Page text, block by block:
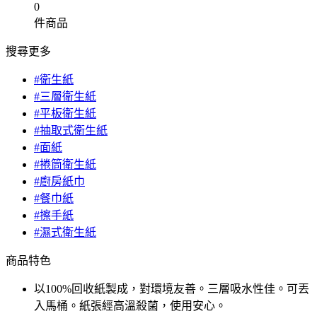
0
件商品
搜尋更多
#衛生紙
#三層衛生紙
#平板衛生紙
#抽取式衛生紙
#面紙
#捲筒衛生紙
#廚房紙巾
#餐巾紙
#擦手紙
#濕式衛生紙
商品特色
以100%回收紙製成，對環境友善。三層吸水性佳。可丟
入馬桶。紙張經高溫殺菌，使用安心。